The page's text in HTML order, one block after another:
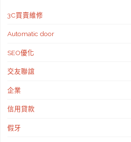
3C買賣維修
Automatic door
SEO優化
交友聯誼
企業
信用貸款
假牙